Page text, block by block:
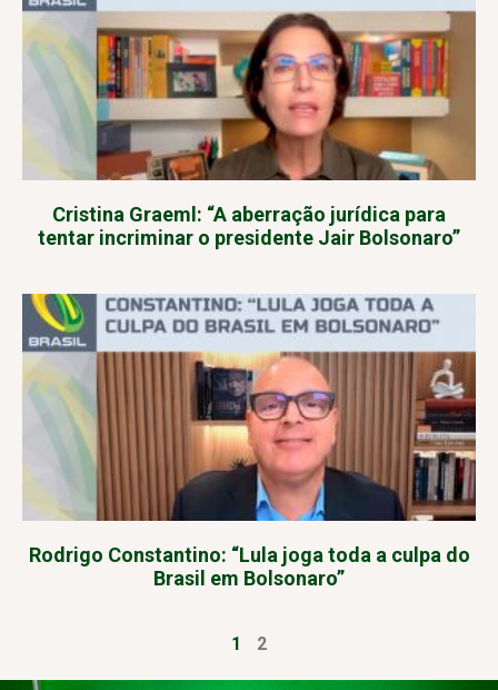
Cristina Graeml: “A aberração jurídica para
tentar incriminar o presidente Jair Bolsonaro”
Rodrigo Constantino: “Lula joga toda a culpa do
Brasil em Bolsonaro”
1 2